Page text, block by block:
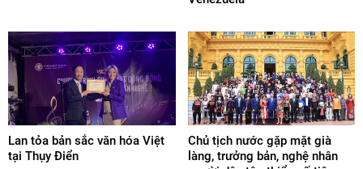
Lan tỏa bản sắc văn hóa Việt
tại Thụy Điển
Chủ tịch nước gặp mặt già
làng, trưởng bản, nghệ nhân